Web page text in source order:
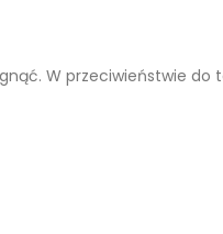
W przeciwieństwie do